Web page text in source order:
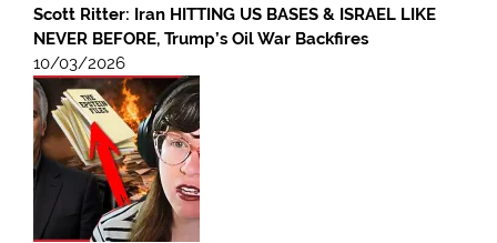
Scott Ritter: Iran HITTING US BASES & ISRAEL LIKE
NEVER BEFORE, Trump’s Oil War Backfires
10/03/2026